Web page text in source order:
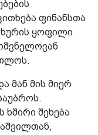
ფინანსთა
ყოფილი
მან მის მიერ
ხშირი შეხება